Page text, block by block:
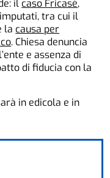
il caso Fricasè,
tra cui il
la causa per
. Chiesa denuncia
e assenza di
di fiducia con la
in edicola e in